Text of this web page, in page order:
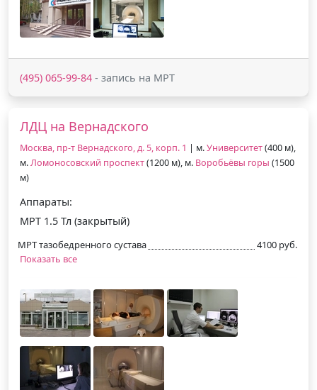
(495) 065-99-84 - запись на МРТ
ЛДЦ на Вернадского
Москва, пр-т Вернадского, д. 5, корп. 1 | м.Университет(400 м),
м.Ломоносовский проспект(1200 м), м. Воробьёвы горы (1500
м)
Аппараты:
МРТ 1.5 Тл (закрытый)
МРТ тазобедренного сустава
4100 руб.
Показать все